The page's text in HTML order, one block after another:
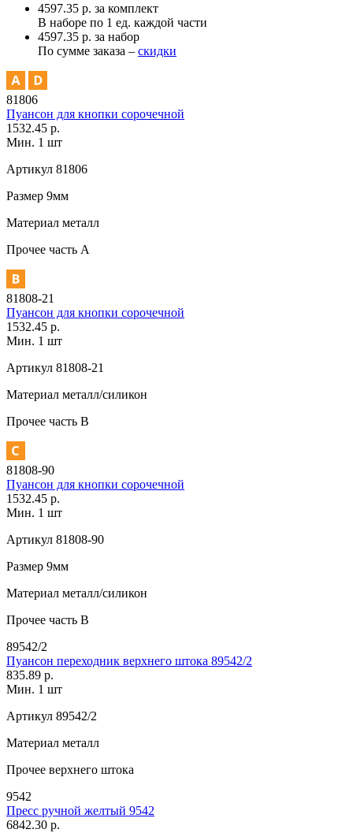
4597.35 р. за комплект
В наборе по 1 ед. каждой части
4597.35 р. за набор
По сумме заказа – скидки
81806
Пуансон для кнопки сорочечной
1532.45 р.
Мин. 1 шт
Артикул 81806
Размер 9мм
Материал металл
Прочее часть A
81808-21
Пуансон для кнопки сорочечной
1532.45 р.
Мин. 1 шт
Артикул 81808-21
Материал металл/силикон
Прочее часть В
81808-90
Пуансон для кнопки сорочечной
1532.45 р.
Мин. 1 шт
Артикул 81808-90
Размер 9мм
Материал металл/силикон
Прочее часть В
89542/2
Пуансон переходник верхнего штока 89542/2
835.89 р.
Мин. 1 шт
Артикул 89542/2
Материал металл
Прочее верхнего штока
9542
Пресс ручной желтый 9542
6842.30 р.